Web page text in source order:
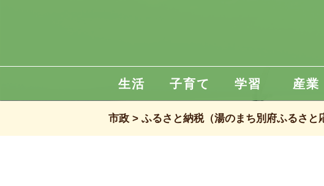
生活 子育て 学習 産業
市政 ふるさと納税（湯のまち別府ふるさと